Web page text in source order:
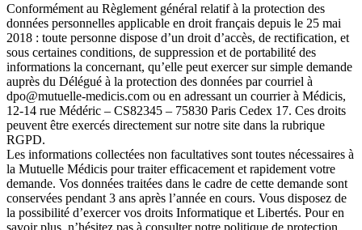
Conformément au Règlement général relatif à la protection des
données personnelles applicable en droit français depuis le 25 mai
2018 : toute personne dispose d’un droit d’accès, de rectification, et
sous certaines conditions, de suppression et de portabilité des
informations la concernant, qu’elle peut exercer sur simple demande
auprès du Délégué à la protection des données par courriel à
dpo@mutuelle-medicis.com ou en adressant un courrier à Médicis,
12-14 rue Médéric – CS82345 – 75830 Paris Cedex 17. Ces droits
peuvent être exercés directement sur notre site dans la rubrique
RGPD.
Les informations collectées non facultatives sont toutes nécessaires à
la Mutuelle Médicis pour traiter efficacement et rapidement votre
demande. Vos données traitées dans le cadre de cette demande sont
conservées pendant 3 ans après l’année en cours. Vous disposez de
la possibilité d’exercer vos droits Informatique et Libertés. Pour en
savoir plus, n’hésitez pas à consulternotre politique de protection